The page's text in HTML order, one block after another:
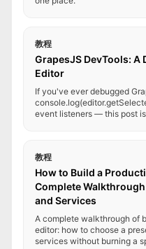
教程
GrapesJS DevTools: A
Editor
If you've ever debugged
event listeners — this post
教程
How to Build a
Complete
and Services
A complete walkthrough of
editor: how to choose a
services without burning a